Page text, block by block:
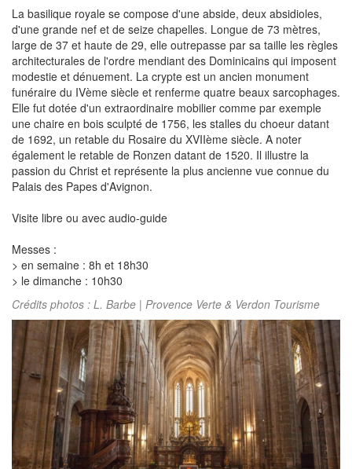
La basilique royale se compose d'une abside, deux absidioles,
d'une grande nef et de seize chapelles. Longue de 73 mètres,
large de 37 et haute de 29, elle outrepasse par sa taille les règles
architecturales de l'ordre mendiant des Dominicains qui imposent
modestie et dénuement. La crypte est un ancien monument
funéraire du IVème siècle et renferme quatre beaux sarcophages.
Elle fut dotée d'un extraordinaire mobilier comme par exemple
une chaire en bois sculpté de 1756, les stalles du choeur datant
de 1692, un retable du Rosaire du XVIIème siècle. A noter
également le retable de Ronzen datant de 1520. Il illustre la
passion du Christ et représente la plus ancienne vue connue du
Palais des Papes d'Avignon.
Visite libre ou avec audio-guide
Messes :
> en semaine : 8h et 18h30
> le dimanche : 10h30
Crédits photos : L. Barbe | Provence Verte & Verdon Tourisme